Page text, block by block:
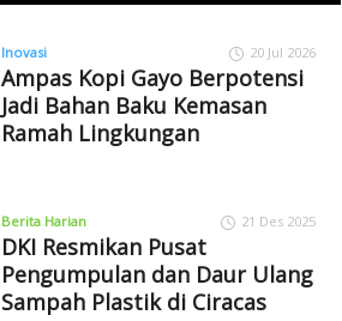
Inovasi 20 Jul 2026
Ampas Kopi Gayo Berpotensi
Jadi Bahan Baku Kemasan
Ramah Lingkungan
Berita Harian 21 Des 2025
DKI Resmikan Pusat
Pengumpulan dan Daur Ulang
Sampah Plastik di Ciracas